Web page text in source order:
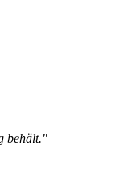
behält."